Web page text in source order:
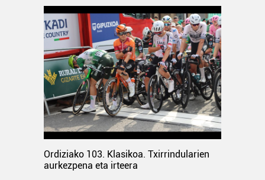
Ordiziako 103. Klasikoa. Txirrindularien
aurkezpena eta irteera